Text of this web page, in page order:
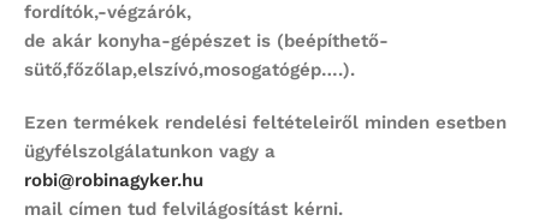
fordítók,-végzárók,
de akár konyha-gépészet is (beépíthető-
sütő,főzőlap,elszívó,mosogatógép….).
Ezen termékek rendelési feltételeiről minden esetben
ügyfélszolgálatunkon vagy a
robi@robinagyker.hu
mail címen tud felvilágosítást kérni.